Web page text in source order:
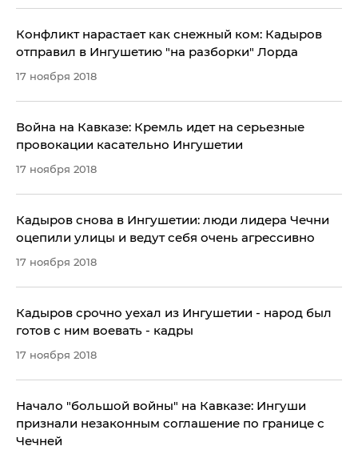
​Конфликт нарастает как снежный ком: Кадыров
отправил в Ингушетию "на разборки" Лорда
17 ноября 2018
Война на Кавказе: Кремль идет на серьезные
провокации касательно Ингушетии
17 ноября 2018
Кадыров снова в Ингушетии: люди лидера Чечни
оцепили улицы и ведут себя очень агрессивно
17 ноября 2018
Кадыров срочно уехал из Ингушетии - народ был
готов с ним воевать - кадры
17 ноября 2018
Начало "большой войны" на Кавказе: Ингуши
признали незаконным соглашение по границе с
Чечней